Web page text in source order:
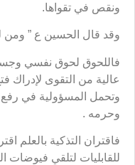
ونقص في تقواها.
وقد قال الحسين ع ” ومن
فاللحوق لحوق نفسي
عالية من التقوى لإدراك
وتحمل المسؤولية في رفع
وحرمه .
فاقتران التذكية بالعلم
للقابليات لتلقي فيوضات